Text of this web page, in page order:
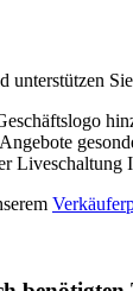
unterstützen